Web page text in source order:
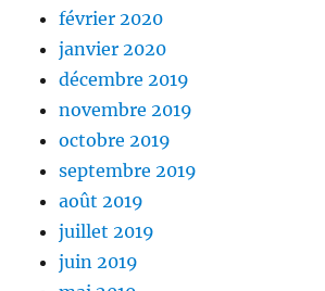
février 2020
janvier 2020
décembre 2019
novembre 2019
octobre 2019
septembre 2019
août 2019
juillet 2019
juin 2019